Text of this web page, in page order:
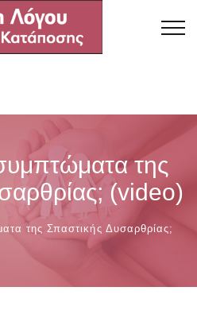
της
(video)
της Σπαστικής Δυσαρθρίας;